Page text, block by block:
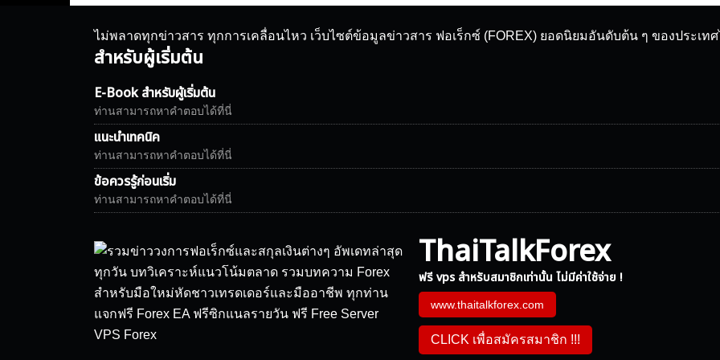
ไม่พลาดทุกข่าวสาร ทุกการเคลื่อนไหว เว็บไซต์ข้อมูลข่าวสาร ฟอเร็กซ์ (FOREX) ยอดนิยมอันดับต้น ๆ ของประเท
สำหรับผู้เริ่มต้น
E-Book สำหรับผู้เริ่มต้น
ท่านสามารถหาคำตอบได้ที่นี่
แนะนำเทคนิค
ท่านสามารถหาคำตอบได้ที่นี่
ข้อควรรู้ก่อนเริ่ม
ท่านสามารถหาคำตอบได้ที่นี่
ThaiTalkForex
ฟรี vps สำหรับสมาชิกเท่านั้น ไม่มีค่าใช้จ่าย !
www.thaitalkforex.com
CLICK เพื่อสมัครสมาชิก !!!